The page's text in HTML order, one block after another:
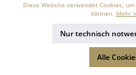
Diese Website verwendet Cookies,
können. Mehr
Nur technisch
Alle